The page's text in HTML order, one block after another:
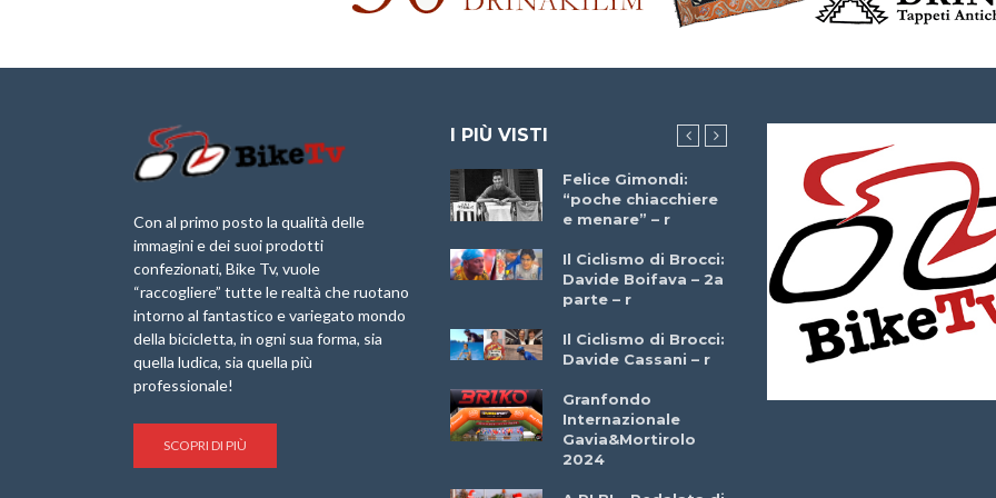
Con al primo posto la qualità delle
immagini e dei suoi prodotti
confezionati, Bike Tv, vuole
“raccogliere” tutte le realtà che ruotano
intorno al fantastico e variegato mondo
della bicicletta, in ogni sua forma, sia
quella ludica, sia quella più
professionale!
SCOPRI DI PIÙ
I PIÙ VISTI
Briko Torino – 11
Maggio 2025 – r
Minerva Edizioni e
Giancarlo Brocci
per “Bartali l’Ultimo
Marathon 2025”
IX Ed. “Tra
Borghi&Castelli” –
Anteprima
1a Edizione
Granfondo
Felice Gimondi:
“poche chiacchiere
e menare” – r
Il Ciclismo di Brocci:
Davide Boifava – 2a
parte – r
Il Ciclismo di Brocci:
Davide Cassani – r
Granfondo
Internazionale
Gavia&Mortirolo
2024
Brocci Incontra
Giuseppe Martinelli
– r
Che cos’è il
triathlon? Con
Simone Diamantini
– r
Marzo 2025 –